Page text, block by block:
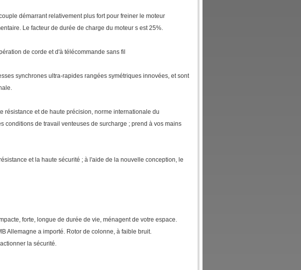
démarrant relativement plus fort pour freiner le moteur
Le facteur de durée de charge du moteur s est 25%.
de corde et d'à télécommande sans fil
synchrones ultra-rapides rangées symétriques innovées, et sont
et de haute précision, norme internationale du
conditions de travail venteuses de surcharge ; prend à vos mains
et la haute sécurité ; à l'aide de la nouvelle conception, le
forte, longue de durée de vie, ménagent de votre espace.
Allemagne a importé. Rotor de colonne, à faible bruit.
la sécurité.